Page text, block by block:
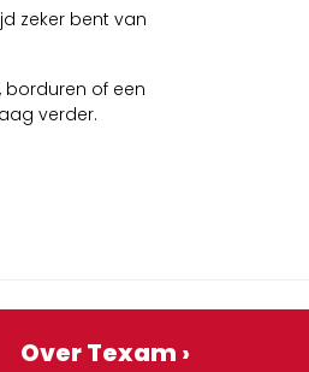
zeker bent van
borduren of een
verder.
Over Texam ›